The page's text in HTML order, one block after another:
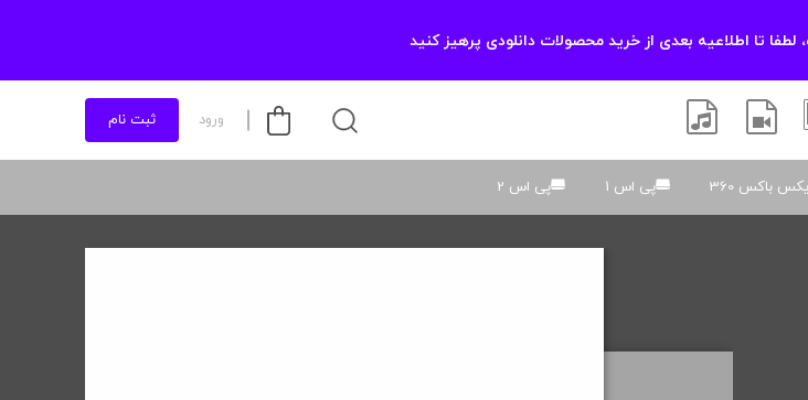
تا اطلاعیه بعدی از خرید محصولات دانلودی پرهیز کنید
افتر افکتسموسیقی و صدا
ورود ثبت نام
باکس 360 پی اس 1 پی اس 2